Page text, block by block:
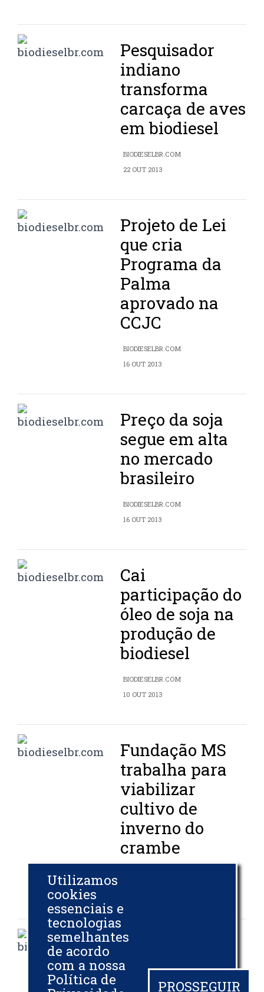
Pesquisador
indiano
transforma
carcaça de aves
em biodiesel
BIODIESELBR.COM
22 OUT 2013
Projeto de Lei
que cria
Programa da
Palma
aprovado na
CCJC
BIODIESELBR.COM
16 OUT 2013
Preço da soja
segue em alta
no mercado
brasileiro
BIODIESELBR.COM
16 OUT 2013
Cai
participação do
óleo de soja na
produção de
biodiesel
BIODIESELBR.COM
10 OUT 2013
Fundação MS
trabalha para
viabilizar
cultivo de
inverno do
crambe
Carrefour e
Cargill
recolheram 45
Utilizamos
cookies
essenciais e
tecnologias
semelhantes
de acordo
com a nossa
Política de
PROSSEGUIR